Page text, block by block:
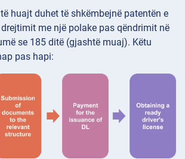
huajt duhet të shkëmbejnë patentën e
me një polake pas qëndrimit në
se 185 ditë (gjashtë muaj). Këtu
pas hapi: